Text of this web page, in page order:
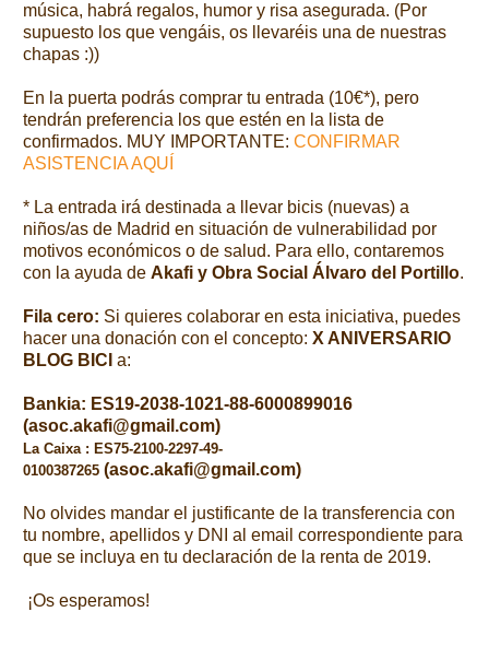
música, habrá regalos, humor y risa asegurada. (Por
supuesto los que vengáis, os llevaréis una de nuestras
chapas :))
En la puerta podrás comprar tu entrada (10€*), pero
tendrán preferencia los que estén en la lista de
confirmados. MUY IMPORTANTE: CONFIRMAR
ASISTENCIA AQUÍ
* La entrada irá destinada a llevar bicis (nuevas) a
niños/as de Madrid en situación de vulnerabilidad por
motivos económicos o de salud. Para ello, contaremos
con la ayuda de Akafi y Obra Social Álvaro del Portillo.
Fila cero: Si quieres colaborar en esta iniciativa, puedes
hacer una donación con el concepto: X ANIVERSARIO
BLOG BICI a:
Bankia: ES19-2038-1021-88-6000899016
(asoc.akafi@gmail.com)
La Caixa : ES75-2100-2297-49-
0100387265 (asoc.akafi@gmail.com)
No olvides mandar el justificante de la transferencia con
tu nombre, apellidos y DNI al email correspondiente para
que se incluya en tu declaración de la renta de 2019.
¡Os esperamos!